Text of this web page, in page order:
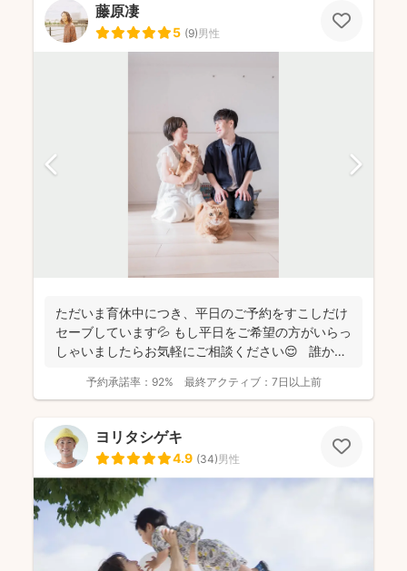
藤原凄
5 (9)男性
ただいま育休中につき、平日のご予約をすこしだけ
セーブしています💦 もし平日をご希望の方がいらっ
しゃいましたらお気軽にご相談ください😌 誰かに
予約承諾率： 92% 最終アクティブ： 7日以上前
ヨリタシゲキ
4.9 (34)男性